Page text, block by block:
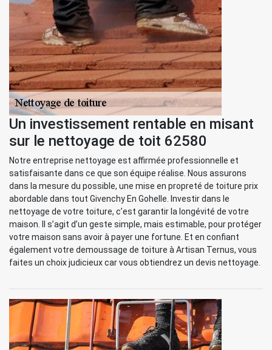
Un investissement rentable en misant
sur le nettoyage de toit 62580
Notre entreprise nettoyage est affirmée professionnelle et
satisfaisante dans ce que son équipe réalise. Nous assurons
dans la mesure du possible, une mise en propreté de toiture prix
abordable dans tout Givenchy En Gohelle. Investir dans le
nettoyage de votre toiture, c’est garantir la longévité de votre
maison. Il s’agit d’un geste simple, mais estimable, pour protéger
votre maison sans avoir à payer une fortune. Et en confiant
également votre demoussage de toiture à Artisan Ternus, vous
faites un choix judicieux car vous obtiendrez un devis nettoyage.